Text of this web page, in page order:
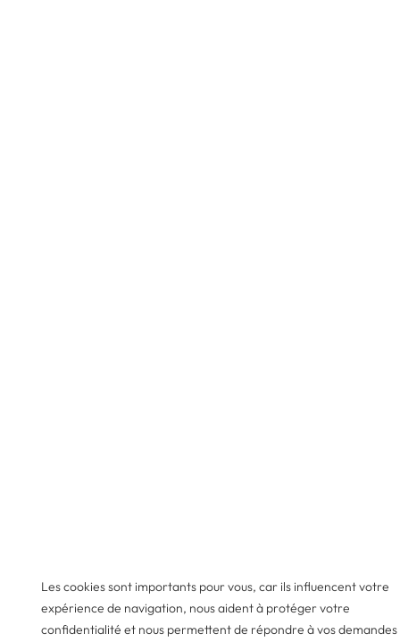
Les cookies sont importants pour vous, car ils influencent votre
expérience de navigation, nous aident à protéger votre
confidentialité et nous permettent de répondre à vos demandes